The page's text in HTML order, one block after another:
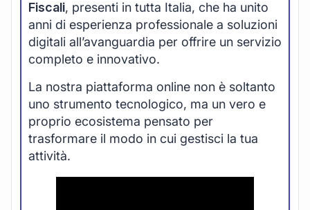
Fiscali, presenti in tutta Italia, che ha unito
anni di esperienza professionale a soluzioni
digitali all’avanguardia per offrire un servizio
completo e innovativo.
La nostra piattaforma online non è soltanto
uno strumento tecnologico, ma un vero e
proprio ecosistema pensato per
trasformare il modo in cui gestisci la tua
attività.